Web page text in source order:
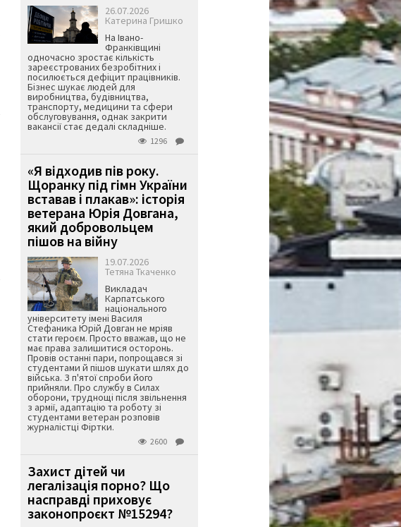
26.07.2026
Катерина Гришко
На Івано-
Франківщині
одночасно зростає кількість
зареєстрованих безробітних і
посилюється дефіцит працівників.
Бізнес шукає людей для
виробництва, будівництва,
транспорту, медицини та сфери
обслуговування, однак закрити
вакансії стає дедалі складніше.
1296
«Я відходив пів року.
Щоранку під гімн України
вставав і плакав»: історія
ветерана Юрія Довгана,
який добровольцем
пішов на війну
19.07.2026
Тетяна Ткаченко
Викладач
Карпатського
національного
університету імені Василя
Стефаника Юрій Довган не мріяв
стати героєм. Просто вважав, що не
має права залишитися осторонь.
Провів останні пари, попрощався зі
студентами й пішов шукати шлях до
війська. З п'ятої спроби його
прийняли. Про службу в Силах
оборони, труднощі після звільнення
з армії, адаптацію та роботу зі
студентами ветеран розповів
журналістці Фіртки.
2600
Захист дітей чи
легалізація порно? Що
насправді приховує
законопроєкт №15294?